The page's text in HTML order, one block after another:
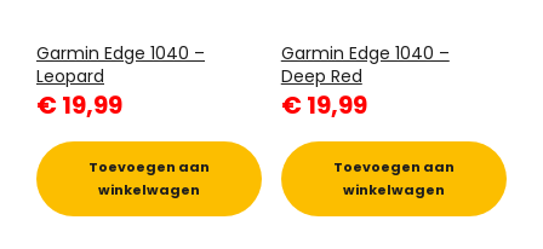
Garmin Edge 1040 –
Leopard
€19,99
Toevoegen aan
winkelwagen
Garmin Edge 1040 –
Deep Red
€19,99
Toevoegen aan
winkelwagen